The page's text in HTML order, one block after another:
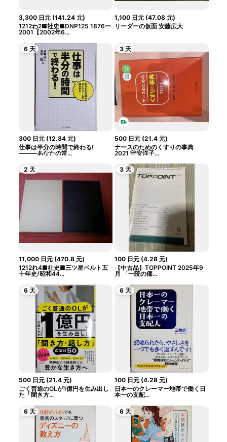
3,300 日元(141.24 元)
1212わ2■社史■DNP125 1876ー
2001【2002年6...
1,100 日元 (47.08 元)
リーダーの仮面 安藤広大
6 天
300 日元(12.84 元)
仕事は半分の時間で終わる!
―――あなたの常...
3 天
500 日元 (21.4 元)
ナースのためのくすりの事典
2021 守安洋子...
2 天
11,000 日元(470.8 元)
1212れ4■社史■三ツ星ベルト五
十年史/昭和44...
3 天
100 日元 (4.28 元)
【中古品】TOPPOINT 2025年9
月 「一読の価...
6 天
500 日元(21.4 元)
ごく普通のOLが1億円を生み出し
た「聞き方...
6 天
100 日元 (4.28 元)
日本一のクレーマー地帯で働く日
本一の支配...
6 天 6 天